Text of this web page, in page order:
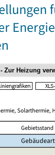
Solarthermie,
Gebietsstand
Gebäudeart